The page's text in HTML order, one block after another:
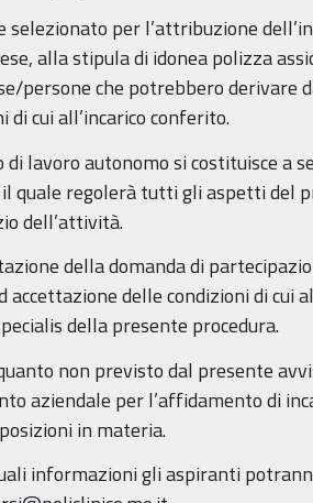
selezionato per l’attribuzione
alla stipula di idonea polizza
persone che potrebbero derivare
di cui all’incarico conferito.
lavoro autonomo si costituisce a
quale regolerà tutti gli aspetti del
dell’attività.
della domanda di
accettazione delle condizioni di cui
della presente procedura.
non previsto dal presente
aziendale per l’affidamento di
in materia.
informazioni gli aspiranti